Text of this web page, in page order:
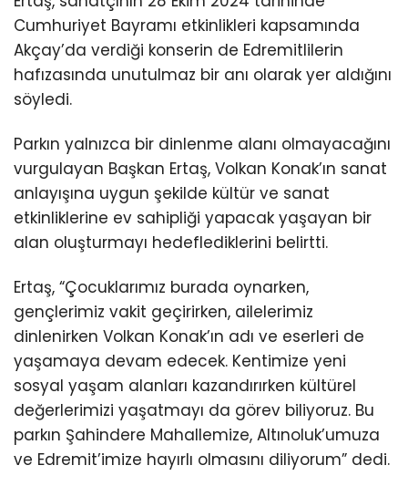
Cumhuriyet Bayramı etkinlikleri kapsamında
Akçay’da verdiği konserin de Edremitlilerin
hafızasında unutulmaz bir anı olarak yer aldığını
söyledi.
Parkın yalnızca bir dinlenme alanı olmayacağını
vurgulayan Başkan Ertaş, Volkan Konak’ın sanat
anlayışına uygun şekilde kültür ve sanat
etkinliklerine ev sahipliği yapacak yaşayan bir
alan oluşturmayı hedeflediklerini belirtti.
Ertaş, “Çocuklarımız burada oynarken,
gençlerimiz vakit geçirirken, ailelerimiz
dinlenirken Volkan Konak’ın adı ve eserleri de
yaşamaya devam edecek. Kentimize yeni
sosyal yaşam alanları kazandırırken kültürel
değerlerimizi yaşatmayı da görev biliyoruz. Bu
parkın Şahindere Mahallemize, Altınoluk’umuza
ve Edremit’imize hayırlı olmasını diliyorum” dedi.